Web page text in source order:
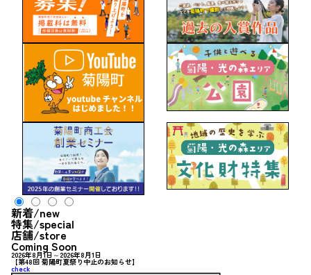
新着/new
特集/special
店舗/store
Coming Soon
2026年8月1日～2026年8月1日
【第48回 菊陽町夏祭り中止のお知らせ】
check